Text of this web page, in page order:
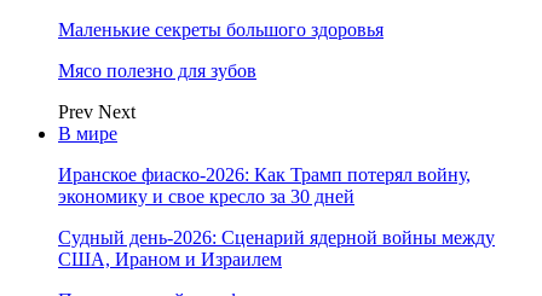
Маленькие секреты большого здоровья
Мясо полезно для зубов
Prev Next
В мире
Иранское фиаско-2026: Как Трамп потерял войну,
экономику и свое кресло за 30 дней
Судный день-2026: Сценарий ядерной войны между
США, Ираном и Израилем